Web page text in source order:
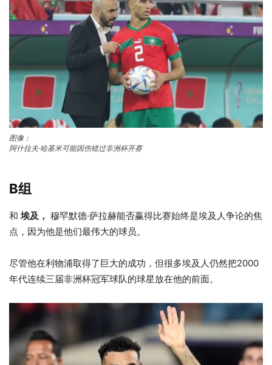
图像：
阿什拉夫·哈基米可能因伤错过非洲杯开赛
B组
和埃及， 穆罕默德·萨拉赫能否赢得比赛始终是埃及人争论的焦
点，因为他是他们最伟大的球员。
尽管他在利物浦取得了巨大的成功，但很多埃及人仍然把2000
年代连续三届非洲杯冠军球队的球星放在他的前面。